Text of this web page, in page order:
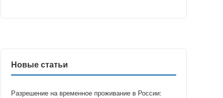
Новые статьи
Разрешение на временное проживание в России: